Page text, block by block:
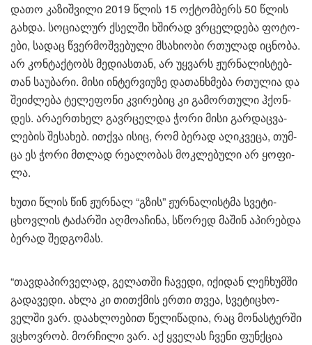
დათო კა­ზიშ­ვი­ლი 2019 წლის 15 ოქ­ტომ­ბერს 50 წლის
გახ­და. სო­ცი­ა­ლურ ქსელ­ში ხში­რად ვრცელ­დე­ბა ფო­ტო­
ე­ბი, სა­დაც წვერ­მოშ­ვე­ბუ­ლი მსა­ხი­ო­ბი რთუ­ლად იც­ნო­ბა.
არ კონ­ტაქ­ტობს მე­დი­ას­თან, არ უყ­ვარს ჟურ­ნა­ლის­ტებ­
თან სა­უ­ბა­რი. მისი ინ­ტერ­ვი­უ­ზე და­თან­ხმე­ბა რთუ­ლია და
შე­იძ­ლე­ბა ტე­ლე­ფო­ნი კვი­რე­ბიც კი გა­მორ­თუ­ლი ჰქონ­
დეს. არა­ერ­თხელ გავ­რცელ­და ჭორი მისი გარ­დაც­ვა­
ლე­ბის შე­სა­ხებ. ით­ქვა ისიც, რომ ბე­რად აღიკ­ვე­ცა, თუმ­
ცა ეს ჭორი მთლად რე­ა­ლო­ბას მოკ­ლე­ბუ­ლი არ ყო­ფი­
ლა.
ხუთი წლის წინ ჟურ­ნალ “გზის” ჟურ­ნა­ლის­ტმა სვე­ტი­
ცხოვ­ლის ტა­ძარ­ში აღ­მო­ა­ჩი­ნა, სწო­რედ მა­შინ აპი­რებ­და
ბე­რად შედ­გო­მას.
“თავ­და­პირ­ვე­ლად, გე­ლათ­ში ჩა­ვე­დი, იქი­დან ლე­ჩხუმ­ში
გა­და­ვე­დი. ახლა კი თით­ქმის ერთი თვეა, სვე­ტი­ცხო­
ველ­ში ვარ. და­ახ­ლო­ე­ბით წე­ლი­წა­დია, რაც მო­ნას­ტერ­ში
ვცხოვ­რობ. მორ­ჩი­ლი ვარ. აქ ყვე­ლას ჩვე­ნი ფუნ­ქცია